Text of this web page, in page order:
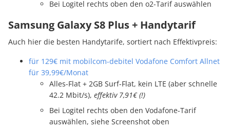
Bei Logitel rechts oben den o2-Tarif auswählen
Samsung Galaxy S8 Plus + Handytarif
Auch hier die besten Handytarife, sortiert nach Effektivpreis:
für 129€ mit mobilcom-debitel Vodafone Comfort Allnet
für 39,99€/Monat
Alles-Flat + 2GB Surf-Flat, kein LTE (aber schnelle
42.2 Mbit/s), effektiv 7,91€ (!)
Bei Logitel rechts oben den Vodafone-Tarif
auswählen, siehe Screenshot oben